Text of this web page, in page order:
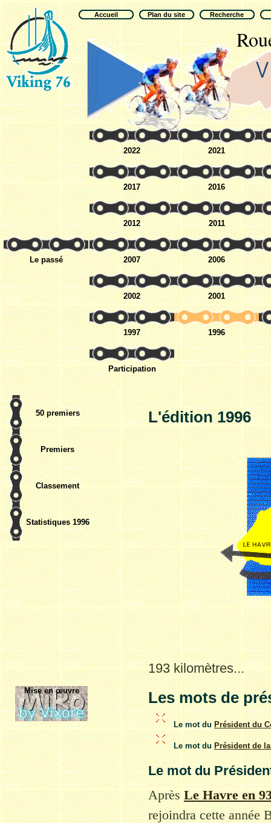
Accueil Plan du site Recherche
Le passé
2022 2021
2017 2016
2012 2011
2007 2006
2002 2001
1997 1996
Participation
50 premiers
Premiers
Classement
Statistiques 1996
Mise en œuvre
L'édition 1996
193 kilomètres...
Les mots de
Le mot duPrésident du
Le mot duPrésident de la
Le mot du
AprèsLe Havre en
rejoindra cette année